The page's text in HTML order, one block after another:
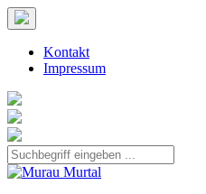
Kontakt
Impressum